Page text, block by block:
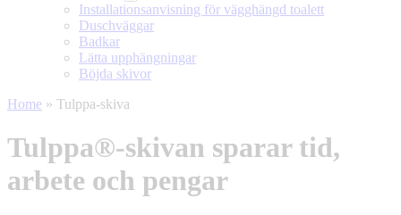
Installationsanvisning för vägghängd toalett
Duschväggar
Badkar
Lätta upphängningar
Böjda skivor
Home » Tulppa-skiva
Tulppa®-skivan sparar tid,
arbete och pengar